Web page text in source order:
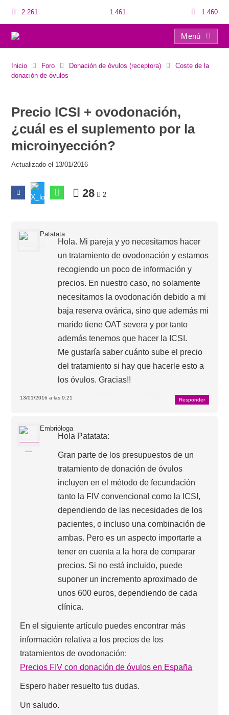
2.261 1.461 1.460
Menú
Inicio Foro Donación de óvulos (receptora)
Coste de la
donación de óvulos
Precio ICSI + ovodonación,
¿cuál es el suplemento por la
microinyección?
Actualizado el 13/01/2016
28 2
Patatata
Hola. Mi pareja y yo necesitamos hacer
un tratamiento de ovodonación y estamos
recogiendo un poco de información y
precios. En nuestro caso, no solamente
necesitamos la ovodonación debido a mi
baja reserva ovárica, sino que además mi
marido tiene OAT severa y por tanto
además tenemos que hacer la ICSI.
Me gustaría saber cuánto sube el precio
del tratamiento si hay que hacerle esto a
los óvulos. Gracias!!
13/01/2016 a las 9:21 Responder
Embrióloga
Hola Patatata:
Gran parte de los presupuestos de un
tratamiento de donación de óvulos
incluyen en el método de fecundación
tanto la FIV convencional como la ICSI,
dependiendo de las necesidades de los
pacientes, o incluso una combinación de
ambas. Pero es un aspecto importarte a
tener en cuenta a la hora de comparar
precios. Si no está incluido, puede
suponer un incremento aproximado de
unos 600 euros, dependiendo de cada
clínica.
En el siguiente artículo puedes encontrar más
información relativa a los precios de los
tratamientos de ovodonación:
Precios FIV con donación de óvulos en España
Espero haber resuelto tus dudas.
Un saludo.